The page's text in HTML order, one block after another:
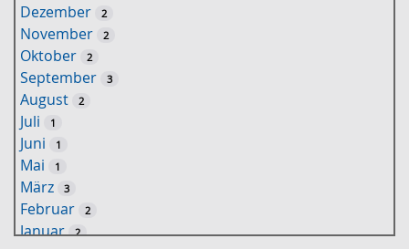
w
o
r
u
c
Dezember 2
November 2
Oktober 2
September 3
August 2
Juli 1
Juni 1
Mai 1
März 3
Februar 2
Januar 2